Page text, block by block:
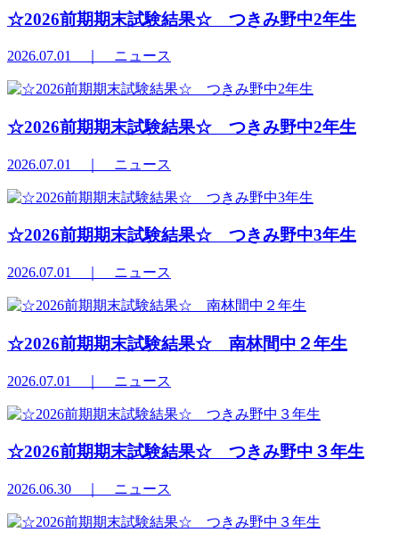
☆2026前期期末試験結果☆ つきみ野中2年生
2026.07.01 ｜ ニュース
☆2026前期期末試験結果☆ つきみ野中2年生
2026.07.01 ｜ ニュース
☆2026前期期末試験結果☆ つきみ野中3年生
2026.07.01 ｜ ニュース
☆2026前期期末試験結果☆ 南林間中２年生
2026.07.01 ｜ ニュース
☆2026前期期末試験結果☆ つきみ野中３年生
2026.06.30 ｜ ニュース